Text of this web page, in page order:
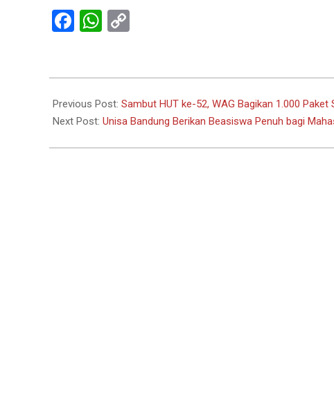
Facebook
WhatsApp
08-
02
Previous Post: Sambut HUT ke-52, WAG Bagikan 1.000
Next Post: Unisa Bandung Berikan Beasiswa Penuh bagi